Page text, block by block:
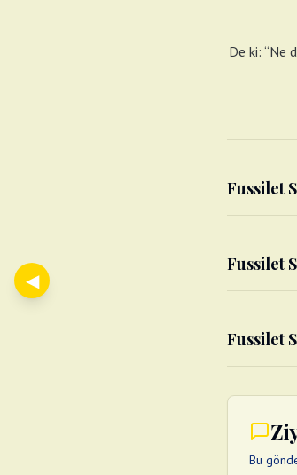
De ki: “Ne
Fussilet
Fussilet
Fussilet
Bu
◀